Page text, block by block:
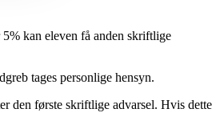
kan eleven få anden skriftlige
tages personlige hensyn.
den første skriftlige advarsel. Hvis dette